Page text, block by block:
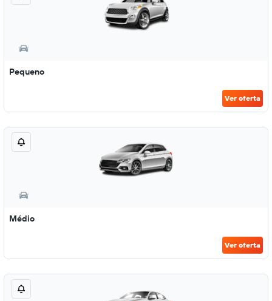
Pequeno
Ver oferta
Médio
Ver oferta